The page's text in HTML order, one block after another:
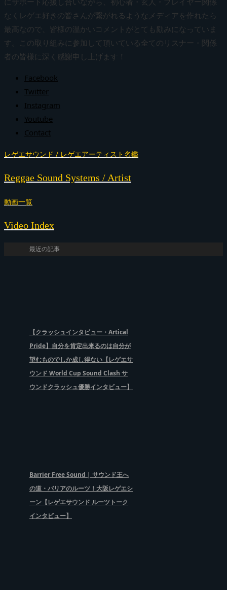
なくレゲエ好きの皆さんが繋がれるようなメディアを作れたら
最高なので、皆様の温かいコメントがとても励みになっていま
す。この取り組みに参加して頂いている全てのリスナー・関係
者の皆様に深く感謝申し上げます！
Facebook
Twitter
Instagram
Youtube
Contact
レゲエサウンド / レゲエアーティスト名鑑
Reggae Sound Systems / Artist
動画一覧
Video Index
最近の記事
【クラッシュインタビュー・Artical
Pride】自分を肯定出来るのは自分が
望むものでしか成し得ない【レゲエサ
ウンド World Cup Sound Clash サ
ウンドクラッシュ優勝インタビュー】
Barrier Free Sound | サウンド王へ
の道・バリアのルーツ！大阪レゲエシ
ーン【レゲエサウンド ルーツトーク
インタビュー】